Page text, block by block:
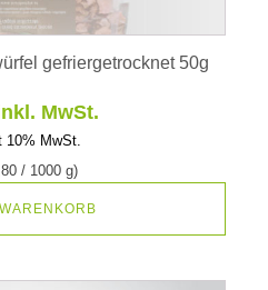
gefriergetrocknet 50g
MwSt.
10% MwSt.
/ 1000 g)